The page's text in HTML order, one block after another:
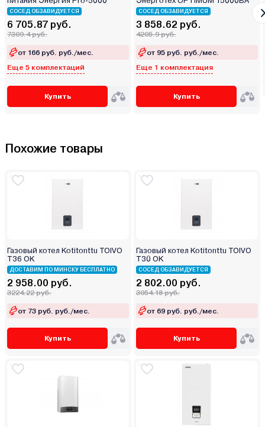
СОСЕД ОБЗАВИДУЕТСЯ
6 705.87 руб.
7309.4 руб.
от 166 руб. руб./мес.
Еще 5 комплектаций
Купить
СОСЕД ОБЗАВИДУЕТСЯ
3 858.62 руб.
4205.9 руб.
от 95 руб. руб./мес.
Еще 1 комплектация
Купить
Похожие товары
Газовый котел Kotitonttu TOIVO
T36 OK
ДОСТАВИМ ПО МИНСКУ БЕСПЛАТНО
2 958.00 руб.
3224.22 руб.
от 73 руб. руб./мес.
Купить
Газовый котел Kotitonttu TOIVO
T30 OK
СОСЕД ОБЗАВИДУЕТСЯ
2 802.00 руб.
3054.18 руб.
от 69 руб. руб./мес.
Купить